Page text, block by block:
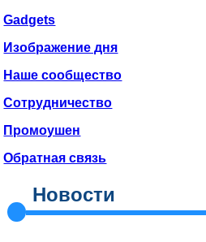
Gadgets
Изображение дня
Наше сообщество
Сотрудничество
Промоушен
Обратная связь
Новости